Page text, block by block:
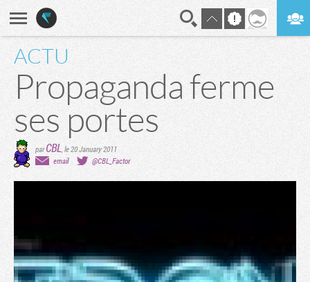
ACTU
Propaganda ferme
ses portes
parCBL le 20 January 2011
email
@CBL_Factor